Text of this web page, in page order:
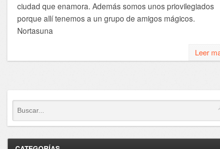
ciudad que enamora. Además somos unos priovilegiados
porque allí tenemos a un grupo de amigos mágicos.
Nortasuna
Leer